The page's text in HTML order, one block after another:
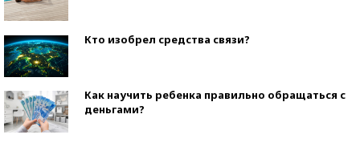
Кто изобрел средства связи?
Как научить ребенка правильно обращаться с
деньгами?